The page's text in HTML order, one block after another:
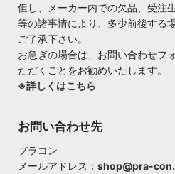
但し、メーカー内での欠品、受注
等の諸事情により、多少前後する
ご了承下さい。
お急ぎの場合は、お問い合わせフ
ただくことをお勧めいたします。
※詳しくはこちら
お問い合わせ先
プラコン
メールアドレス： shop@pra-